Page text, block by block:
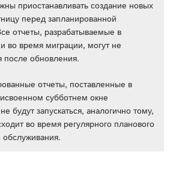
приостанавливать создание новых
перед запланированной
отчеты, разрабатываемые в
во время миграции, могут не
после обновления.
отчеты, поставленные в
субботнем окне
будут запускаться, аналогично тому,
во время регулярного планового
обслуживания.